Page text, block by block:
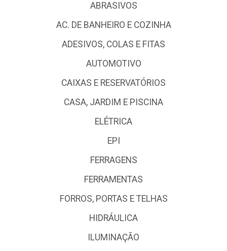
ABRASIVOS
AC. DE BANHEIRO E COZINHA
ADESIVOS, COLAS E FITAS
AUTOMOTIVO
CAIXAS E RESERVATÓRIOS
CASA, JARDIM E PISCINA
ELÉTRICA
EPI
FERRAGENS
FERRAMENTAS
FORROS, PORTAS E TELHAS
HIDRÁULICA
ILUMINAÇÃO